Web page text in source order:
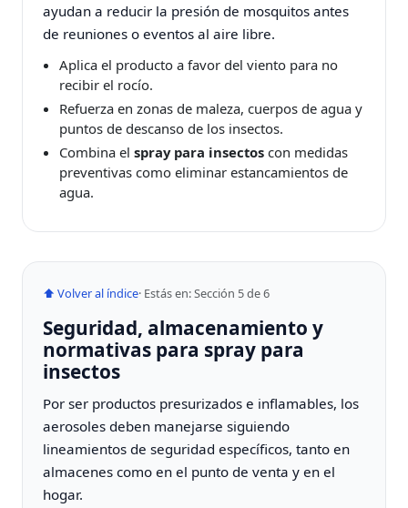
ayudan a reducir la presión de mosquitos antes
de reuniones o eventos al aire libre.
Aplica el producto a favor del viento para no
recibir el rocío.
Refuerza en zonas de maleza, cuerpos de agua y
puntos de descanso de los insectos.
Combina el spray para insectoscon medidas
preventivas como eliminar estancamientos de
agua.
⬆ Volver al índice· Estás en: Sección 5 de 6
Seguridad, almacenamiento y
normativas para spray para
insectos
Por ser productos presurizados e inflamables, los
aerosoles deben manejarse siguiendo
lineamientos de seguridad específicos, tanto en
almacenes como en el punto de venta y en el
hogar.